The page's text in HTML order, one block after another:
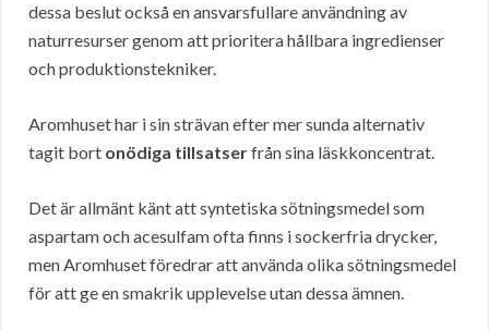
dessa beslut också en ansvarsfullare användning av
naturresurser genom att prioritera hållbara ingredienser
och produktionstekniker.
Aromhuset har i sin strävan efter mer sunda alternativ
tagit bort onödiga tillsatserfrån sina läskkoncentrat.
Det är allmänt känt att syntetiska sötningsmedel som
aspartam och acesulfam ofta finns i sockerfria drycker,
men Aromhuset föredrar att använda olika sötningsmedel
för att ge en smakrik upplevelse utan dessa ämnen.